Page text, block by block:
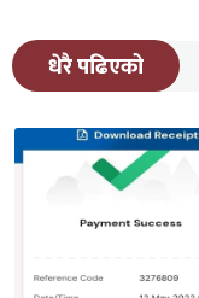
धेरै पढिएको